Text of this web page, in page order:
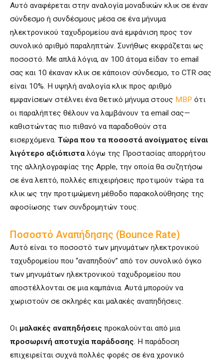
Αυτό αναφέρεται στην αναλογία μοναδικών κλικ σε έναν
σύνδεσμο ή συνδέσμους μέσα σε ένα μήνυμα
ηλεκτρονικού ταχυδρομείου ανά εμφάνιση προς τον
συνολικό αριθμό παραληπτών. Συνήθως εκφράζεται ως
ποσοστό. Με απλά λόγια, αν 100 άτομα είδαν το email
σας και 10 έκαναν κλικ σε κάποιον σύνδεσμο, το CTR σας
είναι 10%. Η υψηλή αναλογία κλικ προς αριθμό
εμφανίσεων στέλνει ένα θετικό μήνυμα στους MBP ότι
οι παραλήπτες θέλουν να λαμβάνουν τα email σας—
καθιστώντας πιο πιθανό να παραδοθούν στα
εισερχόμενα. Τώρα που τα ποσοστά ανοίγματος είναι
λιγότερο αξιόπιστα λόγω της Προστασίας απορρήτου
της αλληλογραφίας της Apple, την οποία θα συζητήσω
σε ένα λεπτό, πολλές επιχειρήσεις προτιμούν τώρα τα
κλικ ως την προτιμώμενη μέθοδο παρακολούθησης της
αφοσίωσης των συνδρομητών τους.
Ποσοστό Αναπήδησης (Bounce Rate)
Αυτό είναι το ποσοστό των μηνυμάτων ηλεκτρονικού
ταχυδρομείου που “αναπηδούν” από τον συνολικό όγκο
των μηνυμάτων ηλεκτρονικού ταχυδρομείου που
αποστέλλονται σε μια καμπάνια. Αυτά μπορούν να
χωριστούν σε σκληρές και μαλακές αναπηδήσεις.
Οι μαλακές αναπηδήσεις προκαλούνται από μια
προσωρινή αποτυχία παράδοσης. Η παράδοση
επιχειρείται συχνά πολλές φορές σε ένα χρονικό